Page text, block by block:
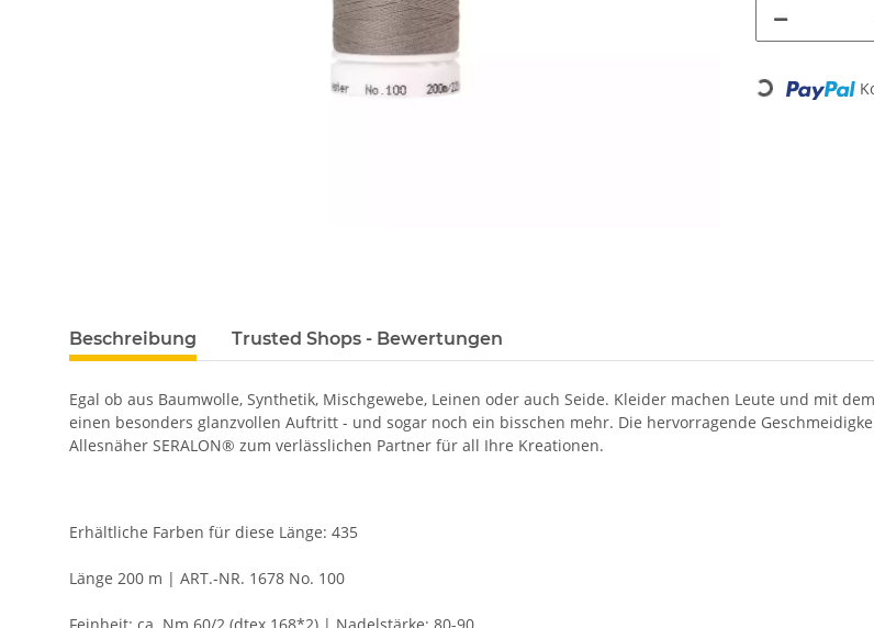
Loading...
Beschreibung Trusted Shops - Bewertungen
Egal ob aus Baumwolle, Synthetik, Mischgewebe, Leinen oder auch Seide. Kleider machen Leute und mit
einen besonders glanzvollen Auftritt - und sogar noch ein bisschen mehr. Die hervorragende
Allesnäher SERALON® zum verlässlichen Partner für all Ihre Kreationen.
Erhältliche Farben für diese Länge: 435
Länge 200 m | ART.-NR. 1678 No. 100